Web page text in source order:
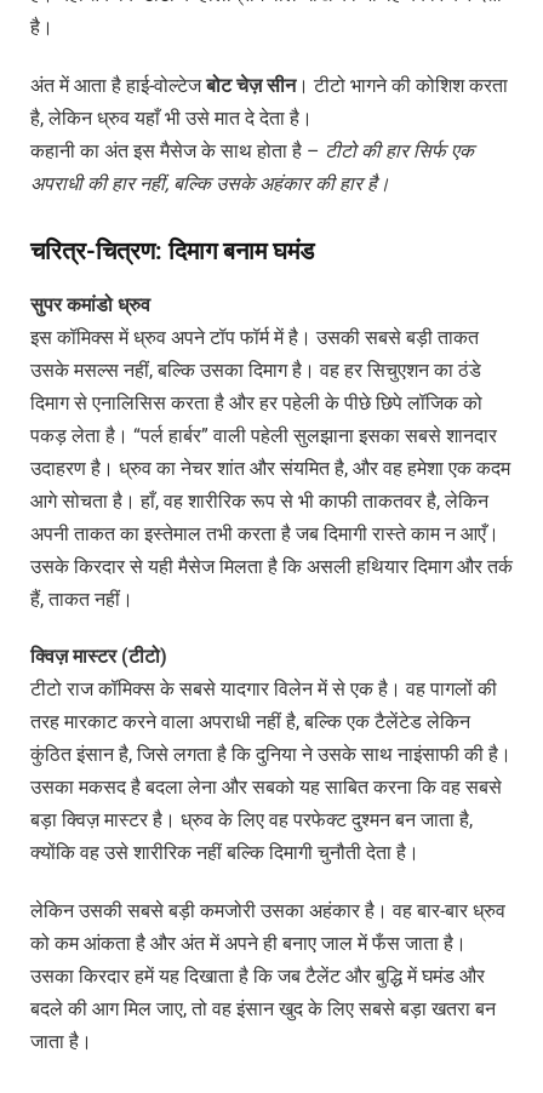
है।
अंत में आता है हाई-वोल्टेजबोटचेज़सीन। टीटो भागने की कोशिश करता
है, लेकिन ध्रुव यहाँ भी उसे मात दे देता है।
कहानी का अंत इस मैसेज के साथ होता है – टीटोकीहारसिर्फएक
अपराधीकीहारनहीं, बल्किउसकेअहंकारकीहारहै।
चरित्र-चित्रण: दिमाग बनाम घमंड
सुपरकमांडोध्रुव
इस कॉमिक्स में ध्रुव अपने टॉप फॉर्म में है। उसकी सबसे बड़ी ताकत
उसके मसल्स नहीं, बल्कि उसका दिमाग है। वह हर सिचुएशन का ठंडे
दिमाग से एनालिसिस करता है और हर पहेली के पीछे छिपे लॉजिक को
पकड़ लेता है। “पर्ल हार्बर” वाली पहेली सुलझाना इसका सबसे शानदार
उदाहरण है। ध्रुव का नेचर शांत और संयमित है, और वह हमेशा एक कदम
आगे सोचता है। हाँ, वह शारीरिक रूप से भी काफी ताकतवर है, लेकिन
अपनी ताकत का इस्तेमाल तभी करता है जब दिमागी रास्ते काम न आएँ।
उसके किरदार से यही मैसेज मिलता है कि असली हथियार दिमाग और तर्क
हैं, ताकत नहीं।
क्विज़मास्टर (टीटो)
टीटो राज कॉमिक्स के सबसे यादगार विलेन में से एक है। वह पागलों की
तरह मारकाट करने वाला अपराधी नहीं है, बल्कि एक टैलेंटेड लेकिन
कुंठित इंसान है, जिसे लगता है कि दुनिया ने उसके साथ नाइंसाफी की है।
उसका मकसद है बदला लेना और सबको यह साबित करना कि वह सबसे
बड़ा क्विज़ मास्टर है। ध्रुव के लिए वह परफेक्ट दुश्मन बन जाता है,
क्योंकि वह उसे शारीरिक नहीं बल्कि दिमागी चुनौती देता है।
लेकिन उसकी सबसे बड़ी कमजोरी उसका अहंकार है। वह बार-बार ध्रुव
को कम आंकता है और अंत में अपने ही बनाए जाल में फँस जाता है।
उसका किरदार हमें यह दिखाता है कि जब टैलेंट और बुद्धि में घमंड और
बदले की आग मिल जाए, तो वह इंसान खुद के लिए सबसे बड़ा खतरा बन
जाता है।